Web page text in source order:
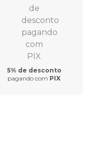
5% de desconto
pagando com PIX